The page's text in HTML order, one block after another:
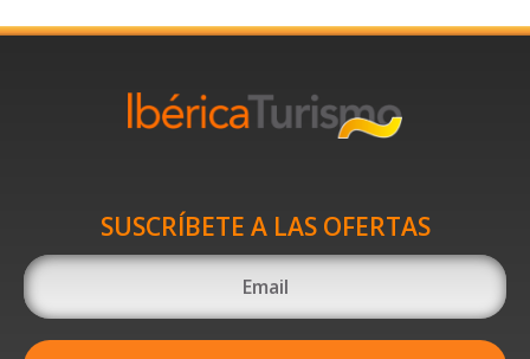
SUSCRÍBETE A LAS OFERTAS